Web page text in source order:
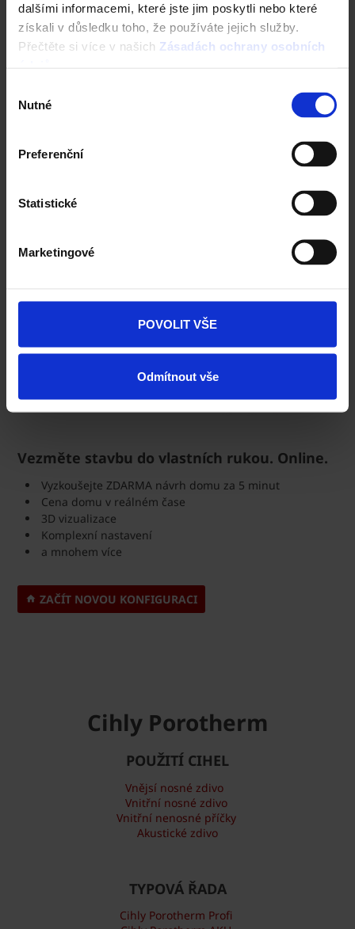
dalšími informacemi, které jste jim poskytli nebo které
získali v důsledku toho, že používáte jejich služby.
Přečtěte si více v našich Zásadách ochrany osobních
souhlasu
Nutné
Preferenční
Statistické
Marketingové
POVOLIT VŠE
Odmítnout vše
Vezměte stavbu do vlastních rukou. Online.
Vyzkoušejte ZDARMA návrh domu za 5 minut
Cena domu v reálném čase
3D vizualizace
Komplexní nastavení
a mnohem více
ZAČÍT NOVOU KONFIGURACI
Cihly Porotherm
POUŽITÍ CIHEL
Vnějsí nosné zdivo
Vnitřní nosné zdivo
Vnitřní nenosné příčky
Akustické zdivo
TYPOVÁ ŘADA
Cihly Porotherm Profi